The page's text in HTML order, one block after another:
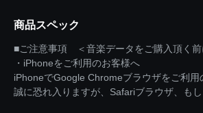
商品スペック
■ご注意事項 ＜音楽データをご購入頂く前
・iPhoneをご利用のお客様へ
iPhoneでGoogle Chromeブラウザをご利用
誠に恐れ入りますが、Safariブラウザ、も